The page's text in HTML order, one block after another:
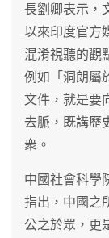
長劉卿表示，
以來印度官方
混淆視聽的觀
例如「洞朗屬
文件，就是要
去脈，既講歷
衆。
中國社會科學
指出，中國之
公之於眾，更